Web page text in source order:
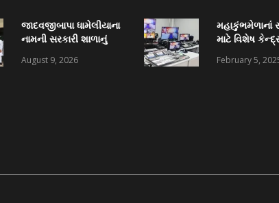
જાદવજીબાપા ધામેલીયાના
નામની સરકારી શાળાનું
ત્રિવેદી દ્રારા નિર્મિત
August 9, 2026
મહાકુંભમેળાનાં
માટે વિશેષ
February 5,